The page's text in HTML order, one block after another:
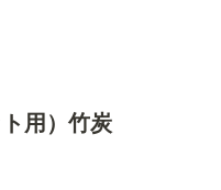
用）竹炭